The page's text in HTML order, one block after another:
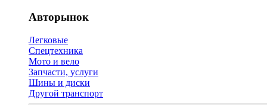
Авторынок
Легковые
Спецтехника
Мото и вело
Запчасти, услуги
Шины и диски
Другой транспорт